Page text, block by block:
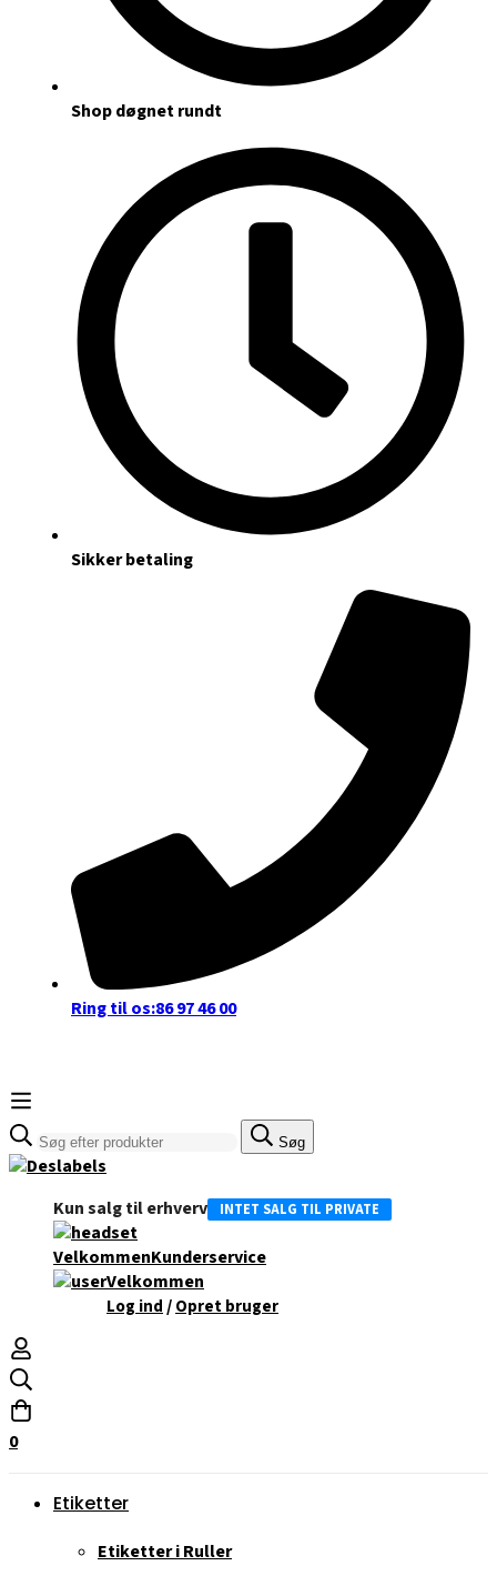
Shop døgnet rundt
Sikker betaling
Ring til os:86 97 46 00
Søge
efter:
Søg
Kun salg til erhverv INTET SALG TIL PRIVATE
VelkommenKunderservice
Velkommen
Log ind/Opret bruger
0
Etiketter
Etiketter i Ruller